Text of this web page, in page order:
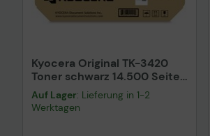
Kyocera Original TK-3420
Toner schwarz 14.500 Seiten
1T0C0Y0NL1
Auf Lager: Lieferung in 1-2
Werktagen